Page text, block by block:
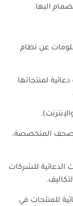
اليها.
عن نظام
لمنتجاتها
المتخصصة،
الدعائية للشركات
للمنتجات في